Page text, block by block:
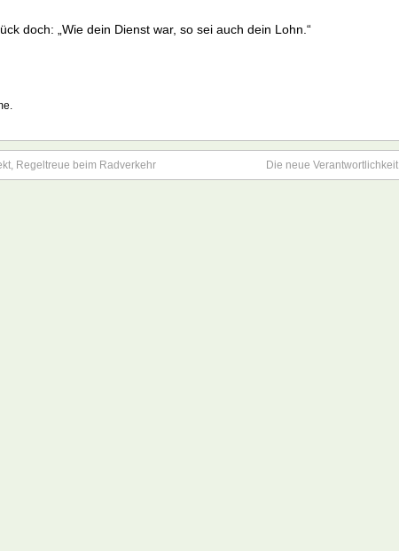
doch: „Wie dein Dienst war, so sei auch dein Lohn.“
Regeltreue beim Radverkehr Die neue Verantwortlichkeit